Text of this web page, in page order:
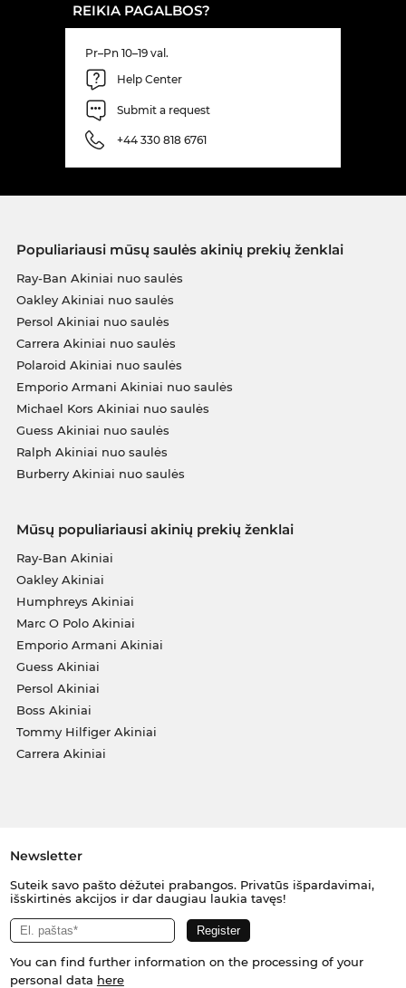
REIKIA PAGALBOS?
Pr–Pn 10–19 val.
Help Center
Submit a request
+44 330 818 6761
Populiariausi mūsų saulės akinių prekių ženklai
Ray-Ban Akiniai nuo saulės
Oakley Akiniai nuo saulės
Persol Akiniai nuo saulės
Carrera Akiniai nuo saulės
Polaroid Akiniai nuo saulės
Emporio Armani Akiniai nuo saulės
Michael Kors Akiniai nuo saulės
Guess Akiniai nuo saulės
Ralph Akiniai nuo saulės
Burberry Akiniai nuo saulės
Mūsų populiariausi akinių prekių ženklai
Ray-Ban Akiniai
Oakley Akiniai
Humphreys Akiniai
Marc O Polo Akiniai
Emporio Armani Akiniai
Guess Akiniai
Persol Akiniai
Boss Akiniai
Tommy Hilfiger Akiniai
Carrera Akiniai
Newsletter
Suteik savo pašto dėžutei prabangos. Privatūs išpardavimai,
išskirtinės akcijos ir dar daugiau laukia tavęs!
You can find further information on the processing of your
personal data here